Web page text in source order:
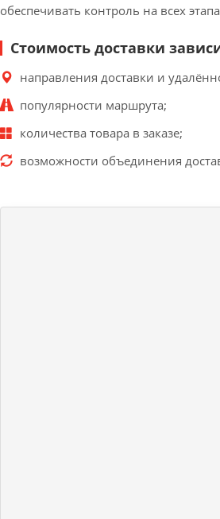
обеспечивать контроль на всех
Стоимость доставки
направления доставки и
популярности маршрута;
количества товара в заказе;
возможности объединения